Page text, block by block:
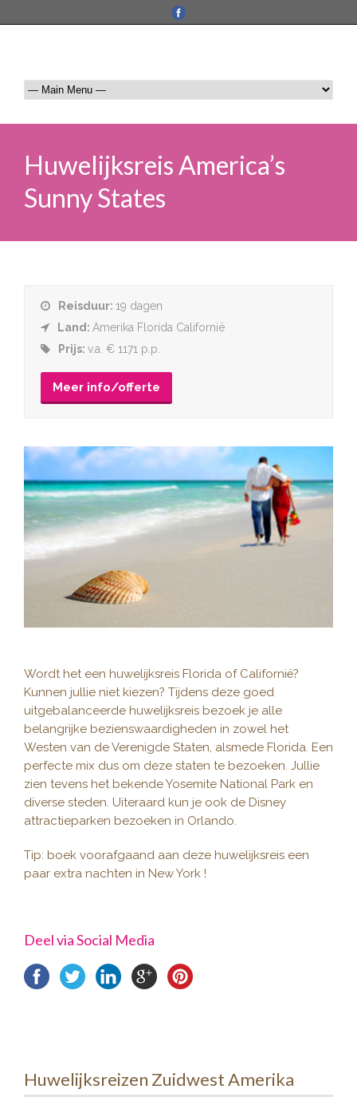
Huwelijksreis America’s
Sunny States
Reisduur: 19 dagen
Land: Amerika Florida Californië
Prijs: v.a. € 1171 p.p.
Meer info/offerte
Wordt het een huwelijksreis Florida of Californië?
Kunnen jullie niet kiezen? Tijdens deze goed
uitgebalanceerde huwelijksreis bezoek je alle
belangrijke bezienswaardigheden in zowel het
Westen van de Verenigde Staten, alsmede Florida. Een
perfecte mix dus om deze staten te bezoeken. Jullie
zien tevens het bekende Yosemite National Park en
diverse steden. Uiteraard kun je ook de Disney
attractieparken bezoeken in Orlando.
Tip: boek voorafgaand aan deze huwelijksreis een
paar extra nachten in New York !
Deel via Social Media
Huwelijksreizen Zuidwest Amerika